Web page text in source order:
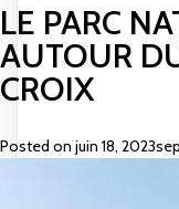
LE PARC
AUTOUR
CROIX
Posted on juin 18, 2023